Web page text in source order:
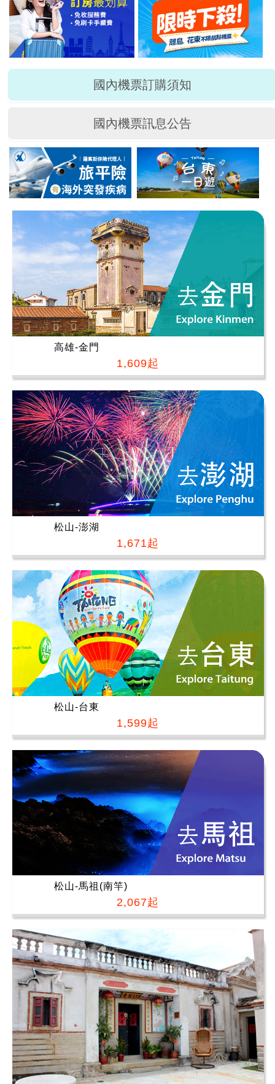
國內機票訂購須知
國內機票訊息公告
高雄-金門
1,609起
松山-澎湖
1,671起
松山-台東
1,599起
松山-馬祖(南竿)
2,067起